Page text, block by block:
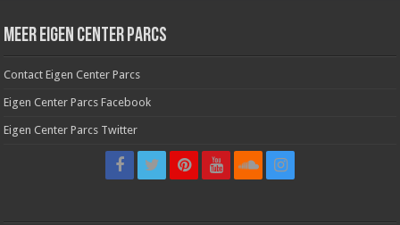
Meer Eigen Center Parcs
Contact Eigen Center Parcs
Eigen Center Parcs Facebook
Eigen Center Parcs Twitter